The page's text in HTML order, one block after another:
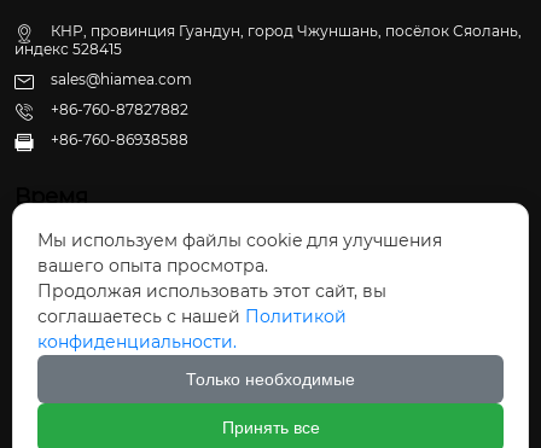
КНР, провинция Гуандун, город Чжуншань, посёлок Сяолань,
индекс 528415
sales@hiamea.com
+86-760-87827882
 +86-760-86938588
Время
Пн - Пт: 09:30 - 22:00
Сб - Вс: 10:00 - 22:30
Авторское право©ООО Чжуншань Хайвэй
Кухонные Принадлежности
Мы используем файлы cookie для улучшения
вашего опыта просмотра.
Продолжая использовать этот сайт, вы
соглашаетесь с нашей Политикой
конфиденциальности.
Только необходимые
Принять все